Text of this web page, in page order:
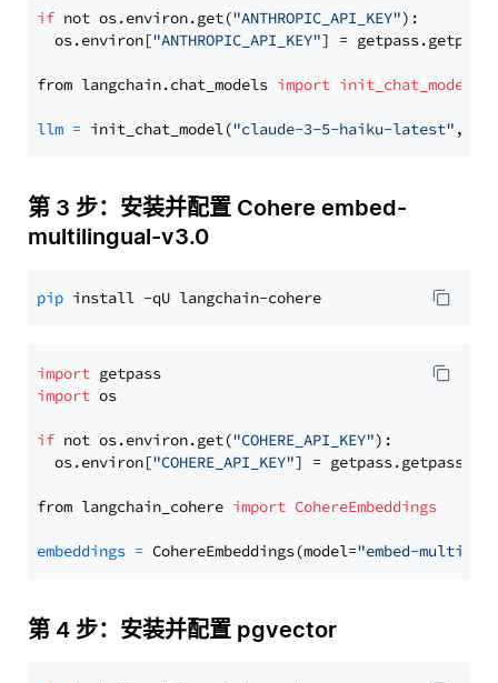
if not os.environ.get("ANTHROPIC_API_KEY"):
  os.environ[
"ANTHROPIC_API_KEY"] = getpass.getpass(
from langchain.chat_models import init_chat_model
llm = init_chat_model("claude-3-5-haiku-latest" ,
第 3 步：安装并配置 Cohere embed-
multilingual-v3.0
pip
import
import os
if not os.environ.get("COHERE_API_KEY"):
  os.environ[
"COHERE_API_KEY"] = getpass.getpass(
from langchain_cohere import CohereEmbeddings
embeddings = CohereEmbeddings(model="embed-
第 4 步：安装并配置 pgvector